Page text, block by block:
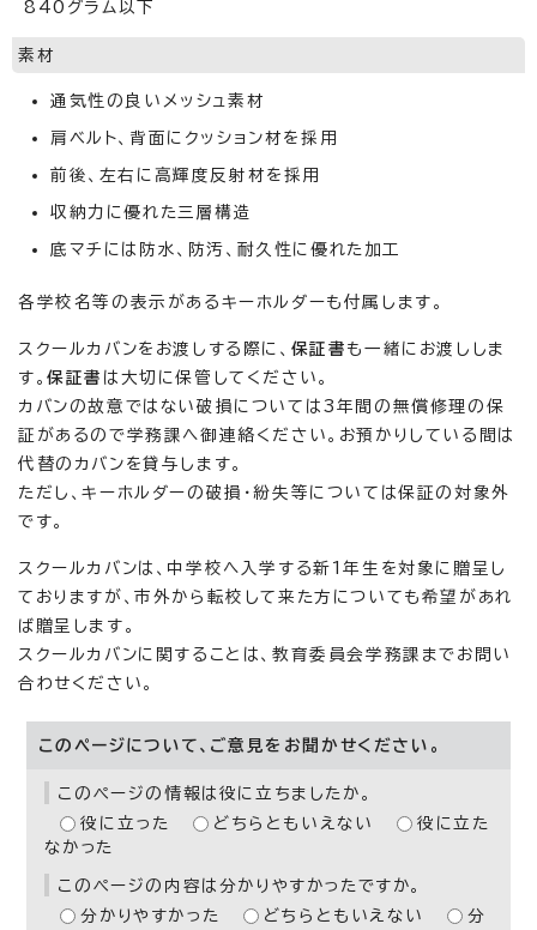
840グラム以下
素材
通気性の良いメッシュ素材
肩ベルト、背面にクッション材を採用
前後、左右に高輝度反射材を採用
収納力に優れた三層構造
底マチには防水、防汚、耐久性に優れた加工
各学校名等の表示があるキーホルダーも付属します。
スクールカバンをお渡しする際に、 保証書 も一緒にお渡ししま
す。保証書 は大切に保管してください。
カバンの故意ではない破損については3年間の無償修理の保
証があるので学務課へ御連絡ください。お預かりしている間は
代替のカバンを貸与します。
ただし、キーホルダーの破損・紛失等については保証の対象外
です。
スクールカバンは、中学校へ入学する新1年生を対象に贈呈し
ておりますが、市外から転校して来た方についても希望があれ
ば贈呈します。
スクールカバンに関することは、教育委員会学務課までお問い
合わせください。
このページについて、ご意見をお聞かせください。
このページの情報は役に立ちましたか。
役に立った
どちらともいえない
役に立た
なかった
このページの内容は分かりやすかったですか。
分かりやすかった
どちらともいえない
分